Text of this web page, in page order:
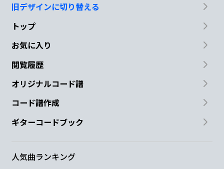
旧デザインに切り替える
トップ
お気に入り
閲覧履歴
オリジナルコード譜
コード譜作成
ギターコードブック
人気曲ランキング